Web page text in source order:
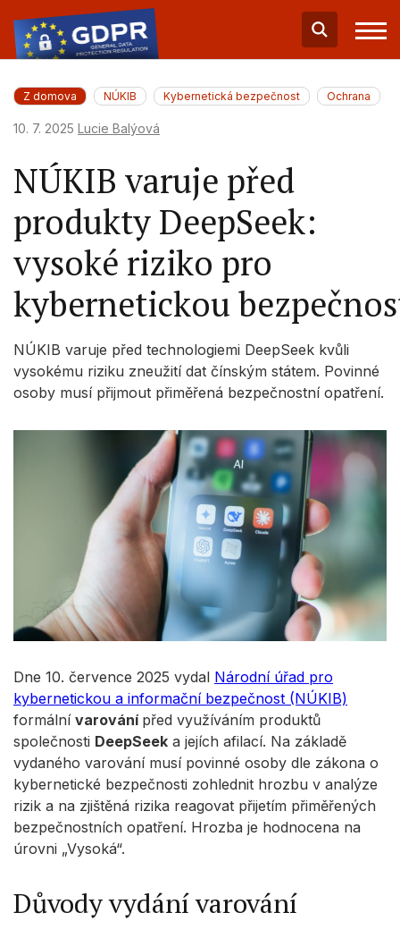
Z domova NÚKIB Kybernetická bezpečnost Ochrana
10. 7. 2025 Lucie Balýová
NÚKIB varuje před
produkty DeepSeek:
vysoké riziko pro
kybernetickou
NÚKIB varuje před technologiemi DeepSeek kvůli
vysokému riziku zneužití dat čínským státem. Povinné
osoby musí přijmout přiměřená bezpečnostní opatření.
Dne 10. července 2025 vydal Národní úřad pro
kybernetickou a informační bezpečnost (NÚKIB)
formální varování před využíváním produktů
společnosti DeepSeek a jejích afilací. Na základě
vydaného varování musí povinné osoby dle zákona o
kybernetické bezpečnosti zohlednit hrozbu v analýze
rizik a na zjištěná rizika reagovat přijetím přiměřených
bezpečnostních opatření. Hrozba je hodnocena na
úrovni „Vysoká“.
Důvody vydání varování